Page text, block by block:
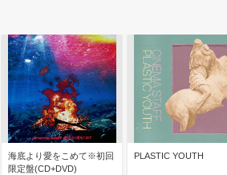
海底より愛をこめて※初回
限定盤(CD+DVD)
PLASTIC YOUTH